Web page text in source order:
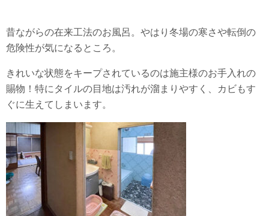
昔ながらの在来工法のお風呂。やはり冬場の寒さや転倒の
危険性が気になるところ。
きれいな状態をキープされているのは施主様のお手入れの
賜物！特にタイルの目地は汚れが溜まりやすく、カビもす
ぐに生えてしまいます。